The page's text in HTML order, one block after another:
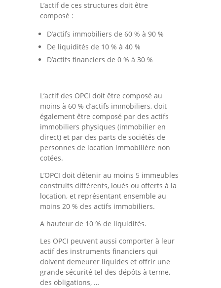
L’actif de ces structures doit être
composé :
D’actifs immobiliers de 60 % à 90 %
De liquidités de 10 % à 40 %
D’actifs financiers de 0 % à 30 %
L’actif des OPCI doit être composé au
moins à 60 % d’actifs immobiliers, doit
également être composé par des actifs
immobiliers physiques (immobilier en
direct) et par des parts de sociétés de
personnes de location immobilière non
cotées.
L’OPCI doit détenir au moins 5 immeubles
construits différents, loués ou offerts à la
location, et représentant ensemble au
moins 20 % des actifs immobiliers.
A hauteur de 10 % de liquidités.
Les OPCI peuvent aussi comporter à leur
actif des instruments financiers qui
doivent demeurer liquides et offrir une
grande sécurité tel des dépôts à terme,
des obligations, …